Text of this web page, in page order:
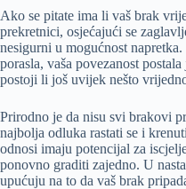
Ako se pitate ima li vaš brak
prekretnici, osjećajući se
nesigurni u mogućnost
porasla, vaša povezanost
postoji li još uvijek nešto
Prirodno je da nisu svi brakovi
najbolja odluka rastati se i
odnosi imaju potencijal za
ponovno graditi zajedno. U
upućuju na to da vaš brak